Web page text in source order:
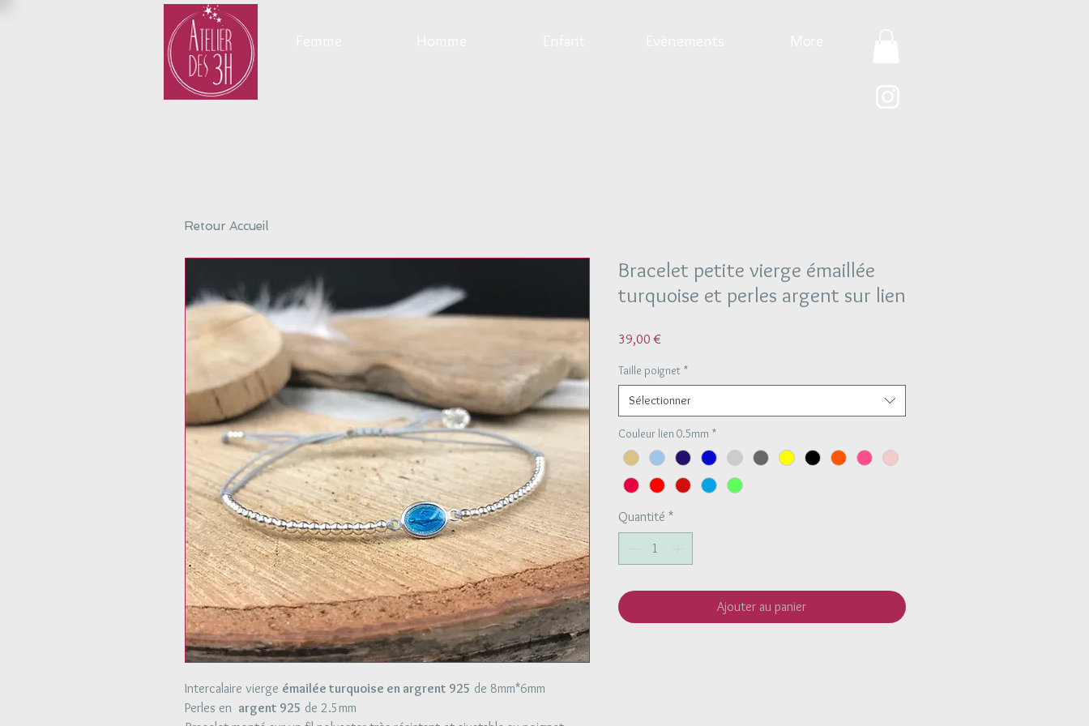
Retour Accueil
Intercalaire vierge émailée turquoise en argrent 925 de 8mm*6mm
Perles en argent 925 de 2.5mm
Bracelet petite vierge émaillée
turquoise et perles argent sur lien
39,00 €Prix
Taille poignet *
Sélectionner
Couleur lien 0.5mm *
Quantité *
Ajouter au panier